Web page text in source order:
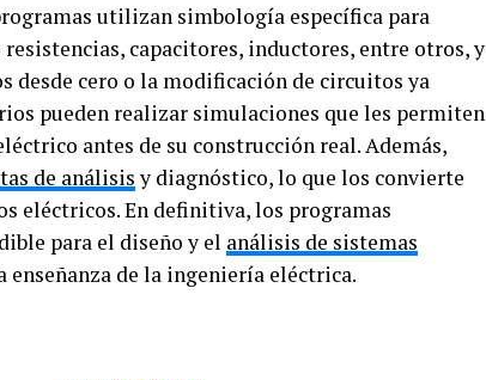
utilizan simbología específica para
capacitores, inductores, entre otros, y
cero o la modificación de circuitos ya
pueden realizar simulaciones que les permiten
antes de su construcción real. Además,
de análisisy diagnóstico, lo que los convierte
eléctricos. En definitiva, los programas
para el diseño y el análisis de sistemas
de la ingeniería eléctrica.